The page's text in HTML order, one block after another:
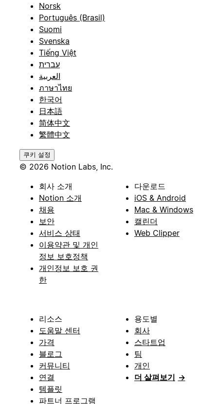
Norsk
Português (Brasil)
Suomi
Svenska
Tiếng Việt
עברית
العربية
ภาษาไทย
한국어
日本語
简体中文
繁體中文
쿠키 설정
© 2026 Notion Labs, Inc.
회사 소개
Notion 소개
채용
보안
서비스 상태
이용약관 및 개인
정보 보호정책
개인정보 보호 권
한
다운로드
iOS & Android
Mac & Windows
캘린더
Web Clipper
리소스
도움말 센터
가격
블로그
커뮤니티
연결
템플릿
파트너 프로그램
용도별
회사
스타트업
팀
개인
더 살펴보기 →